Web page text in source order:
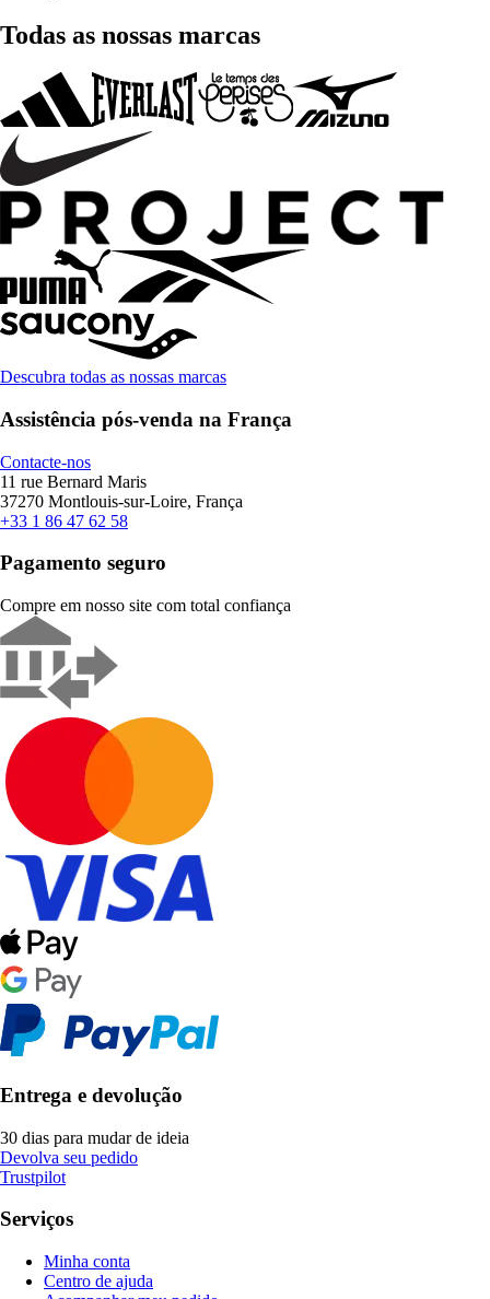
Todas as nossas marcas
Descubra todas as nossas marcas
Assistência pós-venda na França
Contacte-nos
11 rue Bernard Maris
37270 Montlouis-sur-Loire, França
+33 1 86 47 62 58
Pagamento seguro
Compre em nosso site com total confiança
Entrega e devolução
30 dias para mudar de ideia
Devolva seu pedido
Trustpilot
Serviços
Minha conta
Centro de ajuda